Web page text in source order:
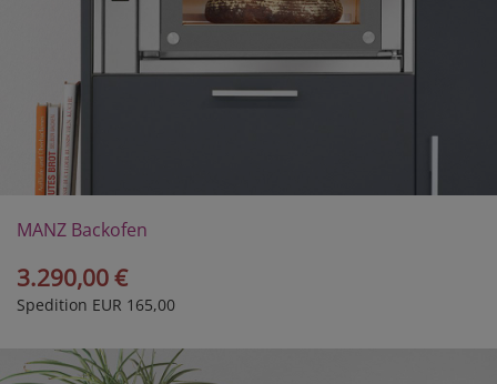
MANZ Backofen
3.290,00 €
Spedition EUR 165,00